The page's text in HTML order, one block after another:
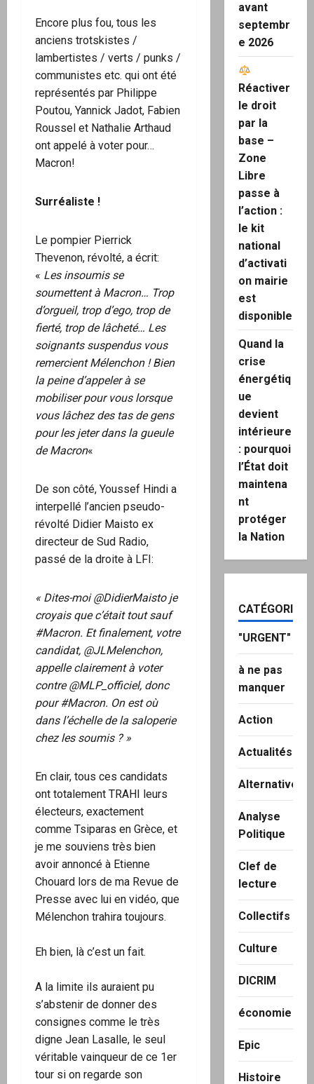
Encore plus fou, tous les
anciens trotskistes /
lambertistes / verts / punks /
communistes etc. qui ont été
représentés par Philippe
Poutou, Yannick Jadot, Fabien
Roussel et Nathalie Arthaud
ont appelé à voter pour…
Macron!
Surréaliste !
Le pompier Pierrick
Thevenon, révolté, a écrit:
« Les insoumis se
soumettent à Macron… Trop
d’orgueil, trop d’ego, trop de
fierté, trop de lâcheté… Les
soignants suspendus vous
remercient Mélenchon ! Bien
la peine d’appeler à se
mobiliser pour vous lorsque
vous lâchez des tas de gens
pour les jeter dans la gueule
de Macron«
De son côté, Youssef Hindi a
interpellé l’ancien pseudo-
révolté Didier Maisto ex
directeur de Sud Radio,
passé de la droite à LFI:
« Dites-moi @DidierMaisto je
croyais que c’était tout sauf
#Macron. Et finalement, votre
candidat, @JLMelenchon,
appelle clairement à voter
contre @MLP_officiel, donc
pour #Macron. On est où
dans l’échelle de la saloperie
chez les soumis ? »
En clair, tous ces candidats
ont totalement TRAHI leurs
électeurs, exactement
comme Tsiparas en Grèce, et
je me souviens très bien
avoir annoncé à Etienne
Chouard lors de ma Revue de
Presse avec lui en vidéo, que
Mélenchon trahira toujours.
Eh bien, là c’est un fait.
A la limite ils auraient pu
s’abstenir de donner des
consignes comme le très
digne Jean Lasalle, le seul
véritable vainqueur de ce 1er
tour si on regarde son
avant
septembr
e 2026
Réactiver
le droit
par la
base –
Zone
Libre
passe à
l’action :
le kit
national
d’activati
on mairie
est
disponible
Quand la
crise
énergétiq
ue
devient
intérieure
: pourquoi
l’État doit
maintena
nt
protéger
la Nation
CATÉGORIES
"URGENT"
à ne pas
manquer
Action
Actualités
Alternatives
Analyse
Politique
Clef de
lecture
Collectifs
Culture
DICRIM
économie
Epic
Histoire